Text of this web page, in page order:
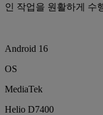
인 작업을 원활하게 수
Android 16
OS
MediaTek
Helio D7400